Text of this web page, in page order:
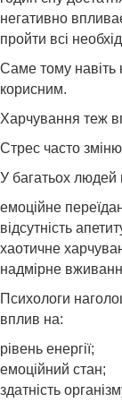
негативно
пройти всі
Саме тому навіть
корисним.
Харчування теж
Стрес часто
У багатьох людей
емоційне
відсутність
хаотичне
надмірне
Психологи
вплив на:
рівень енергії;
емоційний стан;
здатність